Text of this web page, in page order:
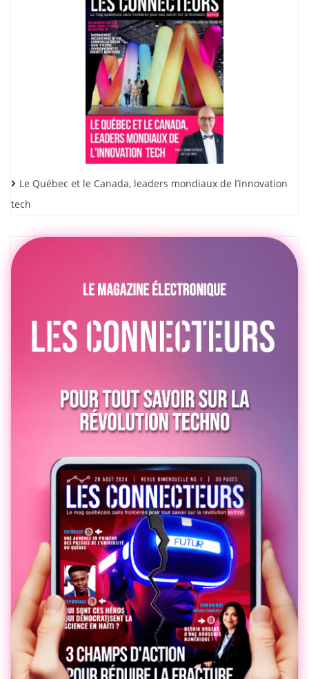
Le Québec et le Canada, leaders mondiaux de l’innovation
tech